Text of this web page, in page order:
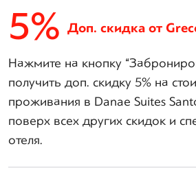
5% Доп. скидка от
Нажмите на кнопку
получить доп. скидку 5% на
проживания в Danae Suites
поверх всех других скидок и
отеля.